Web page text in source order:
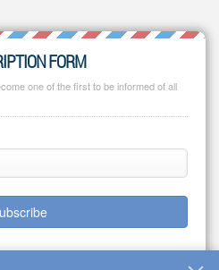
FORM
one of the first to be informed of all